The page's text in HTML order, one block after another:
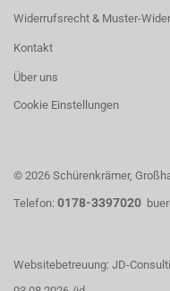
Widerrufsrecht & Muster-
Kontakt
Über uns
Cookie Einstellungen
© 2026 Schürenkrämer,
Telefon: 0178-3397020
Websitebetreuung: JD-